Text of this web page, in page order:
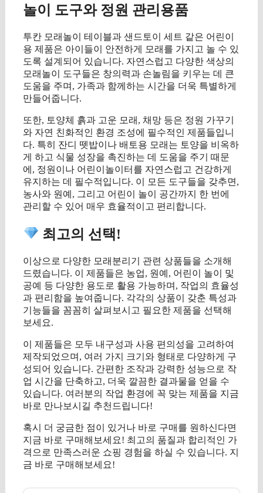
놀이 도구와 정원 관리용품
투칸 모래놀이 테이블과 샌드토이 세트 같은 어린이
용 제품은 아이들이 안전하게 모래를 가지고 놀 수 있
도록 설계되어 있습니다. 자연스럽고 다양한 색상의
모래놀이 도구들은 창의력과 손놀림을 키우는 데 큰
도움을 주며, 가족과 함께하는 시간을 더욱 특별하게
만들어줍니다.
또한, 토양체 흙과 고운 모래, 채망 등은 정원 가꾸기
와 자연 친화적인 환경 조성에 필수적인 제품들입니
다. 특히 잔디 뗏밥이나 배토용 모래는 토양을 비옥하
게 하고 식물 성장을 촉진하는 데 도움을 주기 때문
에, 정원이나 어린이놀이터를 자연스럽고 건강하게
유지하는 데 필수적입니다. 이 모든 도구들을 갖추면,
농사와 원예, 그리고 어린이 놀이 공간까지 한 번에
관리할 수 있어 매우 효율적이고 편리합니다.
최고의 선택!
이상으로 다양한 모래분리기 관련 상품들을 소개해
드렸습니다. 이 제품들은 농업, 원예, 어린이 놀이 및
공예 등 다양한 용도로 활용 가능하며, 작업의 효율성
과 편리함을 높여줍니다. 각각의 상품이 갖춘 특성과
기능들을 꼼꼼히 살펴보시고 필요한 제품을 선택해
보세요.
이 제품들은 모두 내구성과 사용 편의성을 고려하여
제작되었으며, 여러 가지 크기와 형태로 다양하게 구
성되어 있습니다. 간편한 조작과 강력한 성능으로 작
업 시간을 단축하고, 더욱 깔끔한 결과물을 얻을 수
있습니다. 여러분의 작업 환경에 꼭 맞는 제품을 지금
바로 만나보시길 추천드립니다!
혹시 더 궁금한 점이 있거나 바로 구매를 원하신다면
지금 바로 구매해보세요! 최고의 품질과 합리적인 가
격으로 만족스러운 쇼핑 경험을 하실 수 있습니다. 지
금 바로 구매해보세요!